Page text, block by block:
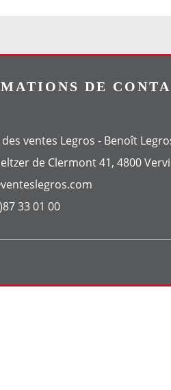
DE
ventes Legros - Benoît
de Clermont 41, 4800
33 01 00